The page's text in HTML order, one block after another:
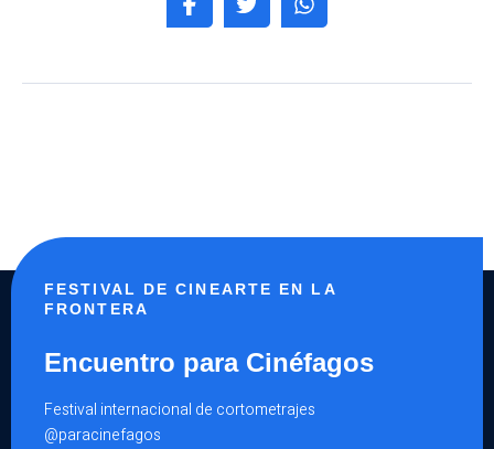
FESTIVAL DE CINEARTE EN LA
FRONTERA
Encuentro para Cinéfagos
Festival internacional de cortometrajes
@paracinefagos